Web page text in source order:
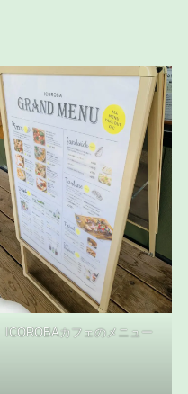
ICOROBAカフェのメニュー